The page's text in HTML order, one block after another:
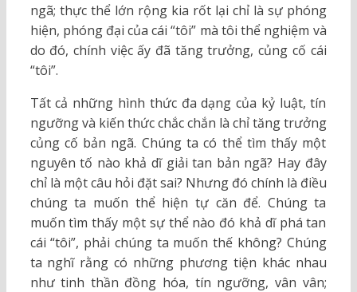
ngã; thực thể lớn rộng kia rốt lại chỉ là sự phóng
hiện, phóng đại của cái “tôi” mà tôi thể nghiệm và
do đó, chính việc ấy đã tăng trưởng, củng cố cái
“tôi”.
Tất cả những hình thức đa dạng của kỷ luật, tín
ngưỡng và kiến thức chắc chắn là chỉ tăng trưởng
củng cố bản ngã. Chúng ta có thể tìm thấy một
nguyên tố nào khả dĩ giải tan bản ngã? Hay đây
chỉ là một câu hỏi đặt sai? Nhưng đó chính là điều
chúng ta muốn thể hiện tự căn để. Chúng ta
muốn tìm thấy một sự thể nào đó khả dĩ phá tan
cái “tôi”, phải chúng ta muốn thế không? Chúng
ta nghĩ rằng có những phương tiện khác nhau
như tinh thần đồng hóa, tín ngưỡng, vân vân;